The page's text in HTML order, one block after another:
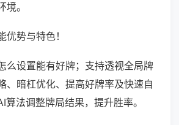
。
势与特色！
么设置能有好牌；支持透视全局牌
、暗杠优化、提高好牌率及快速自
算法调整牌局结果，提升胜率。